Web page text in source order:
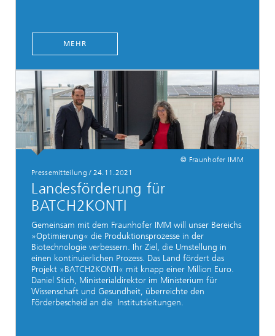
MEHR
© Fraunhofer IMM
Pressemitteilung / 24.11.2021
Landesförderung für
BATCH2KONTI
Gemeinsam mit dem Fraunhofer IMM will unser Bereichs
»Optimierung« die Produktionsprozesse in der
Biotechnologie verbessern. Ihr Ziel, die Umstellung in
einen kontinuierlichen Prozess. Das Land fördert das
Projekt »BATCH2KONTI« mit knapp einer Million Euro.
Daniel Stich, Ministerialdirektor im Ministerium für
Wissenschaft und Gesundheit, überreichte den
Förderbescheid an die Institutsleitungen.